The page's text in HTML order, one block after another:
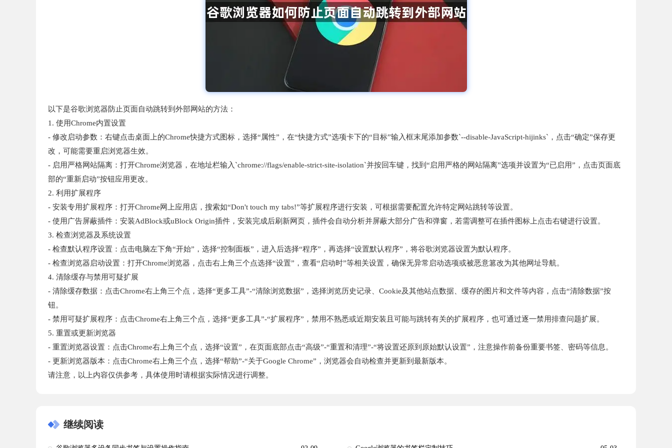
以下是谷歌浏览器防止页面自动跳转到外部网站的方法：
1. 使用Chrome内置设置
- 修改启动参数：右键点击桌面上的Chrome快捷方式图标，选择“属性”，在“快捷方式”选项卡下的“目标”输入框末尾添加参数`--disable-JavaScript-hijinks`，点击“确定”保存更
改，可能需要重启浏览器生效。
- 启用严格网站隔离：打开Chrome浏览器，在地址栏输入`chrome://flags/enable-strict-site-isolation`并按回车键，找到“启用严格的网站隔离”选项并设置为“已启用”，点击页面底
部的“重新启动”按钮应用更改。
2. 利用扩展程序
- 安装专用扩展程序：打开Chrome网上应用店，搜索如“Don't touch my tabs!”等扩展程序进行安装，可根据需要配置允许特定网站跳转等设置。
- 使用广告屏蔽插件：安装AdBlock或uBlock Origin插件，安装完成后刷新网页，插件会自动分析并屏蔽大部分广告和弹窗，若需调整可在插件图标上点击右键进行设置。
3. 检查浏览器及系统设置
- 检查默认程序设置：点击电脑左下角“开始”，选择“控制面板”，进入后选择“程序”，再选择“设置默认程序”，将谷歌浏览器设置为默认程序。
- 检查浏览器启动设置：打开Chrome浏览器，点击右上角三个点选择“设置”，查看“启动时”等相关设置，确保无异常启动选项或被恶意篡改为其他网址导航。
4. 清除缓存与禁用可疑扩展
- 清除缓存数据：点击Chrome右上角三个点，选择“更多工具”-“清除浏览数据”，选择浏览历史记录、Cookie及其他站点数据、缓存的图片和文件等内容，点击“清除数据”按
钮。
- 禁用可疑扩展程序：点击Chrome右上角三个点，选择“更多工具”-“扩展程序”，禁用不熟悉或近期安装且可能与跳转有关的扩展程序，也可通过逐一禁用排查问题扩展。
5. 重置或更新浏览器
- 重置浏览器设置：点击Chrome右上角三个点，选择“设置”，在页面底部点击“高级”-“重置和清理”-“将设置还原到原始默认设置”，注意操作前备份重要书签、密码等信息。
- 更新浏览器版本：点击Chrome右上角三个点，选择“帮助”-“关于Google Chrome”，浏览器会自动检查并更新到最新版本。
请注意，以上内容仅供参考，具体使用时请根据实际情况进行调整。
继续阅读